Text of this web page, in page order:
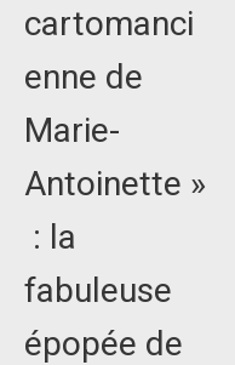
cartomanci
enne de
Marie-
Antoinette »
: la
fabuleuse
épopée de